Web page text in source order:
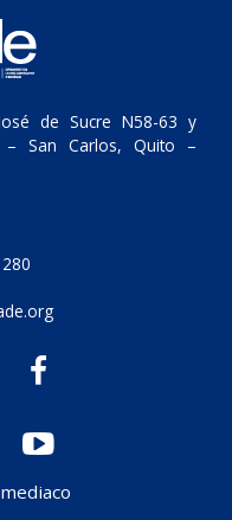
de Sucre N58-63 y
– San Carlos, Quito –